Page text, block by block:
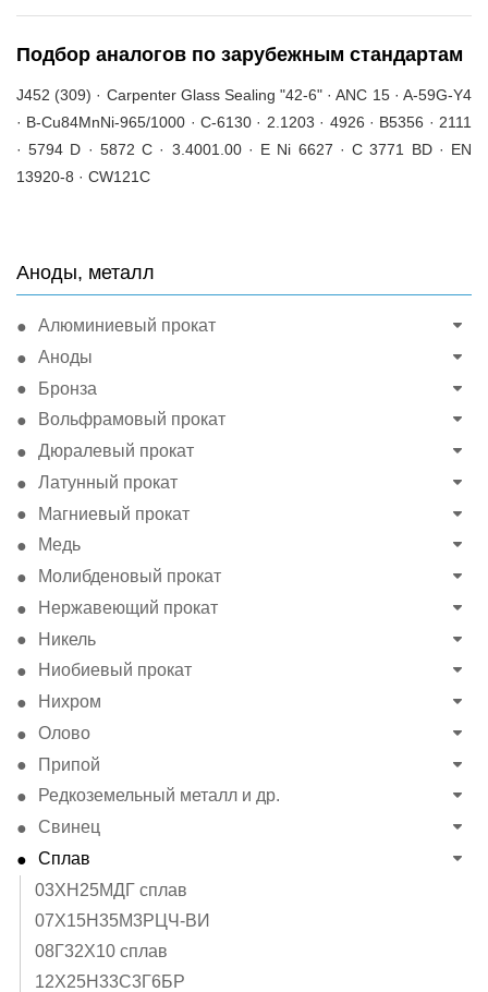
Аноды, металл
Алюминиевый прокат
Аноды
Бронза
Вольфрамовый прокат
Дюралевый прокат
Латунный прокат
Магниевый прокат
Медь
Молибденовый прокат
Нержавеющий прокат
Никель
Ниобиевый прокат
Нихром
Олово
Припой
Редкоземельный металл и др.
Свинец
Сплав
03ХН25МДГ сплав
07Х15Н35М3РЦЧ-ВИ
08Г32Х10 сплав
12Х25Н33С3Г6БР
Подбор аналогов по зарубежным стандартам
J452 (309) · Carpenter Glass Sealing "42-6" · ANC 15 · A-59G-Y4
· B-Cu84MnNi-965/1000 · C-6130 · 2.1203 · 4926 · B5356 · 2111
· 5794 D · 5872 C · 3.4001.00 · E Ni 6627 · C 3771 BD · EN
13920-8 · CW121C